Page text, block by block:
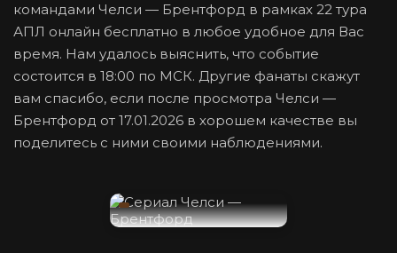
командами Челси — Брентфорд в рамках 22 тура
АПЛ онлайн бесплатно в любое удобное для Вас
время. Нам удалось выяснить, что событие
состоится в 18:00 по МСК. Другие фанаты скажут
вам спасибо, если после просмотра Челси —
Брентфорд от 17.01.2026 в хорошем качестве вы
поделитесь с ними своими наблюдениями.